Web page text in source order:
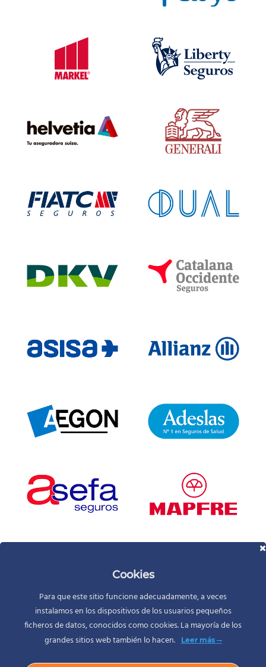
Cookies
Para que este sitio funcione adecuadamente, a veces
instalamos en los dispositivos de los usuarios pequeños
ficheros de datos, conocidos como cookies. La mayoría de los
grandes sitios web también lo hacen.
Leer más